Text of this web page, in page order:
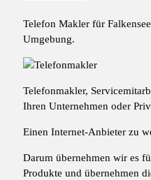
Telefon Makler für
Umgebung.
Telefonmakler,
Ihren Unternehmen oder
Einen Internet-Anbieter zu
Darum übernehmen wir es
Produkte und übernehmen